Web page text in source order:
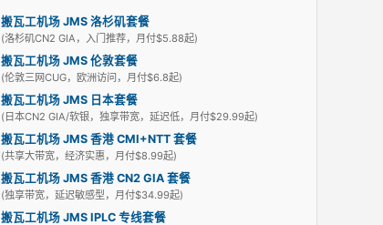
搬瓦工机场 JMS 洛杉矶套餐
(洛杉矶CN2 GIA，入门推荐，月付$5.88起)
搬瓦工机场 JMS 伦敦套餐
(伦敦三网CUG，欧洲访问，月付$6.8起)
搬瓦工机场 JMS 日本套餐
(日本CN2 GIA/软银，独享带宽，延迟低，月付$29.99起)
搬瓦工机场 JMS 香港 CMI+NTT 套餐
(共享大带宽，经济实惠，月付$8.99起)
搬瓦工机场 JMS 香港 CN2 GIA 套餐
(独享带宽，延迟敏感型，月付$34.99起)
搬瓦工机场 JMS IPLC 专线套餐